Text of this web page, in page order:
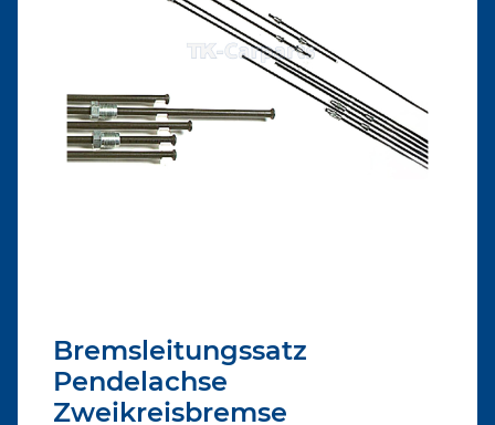
Bremsleitungssatz
Pendelachse
Zweikreisbremse